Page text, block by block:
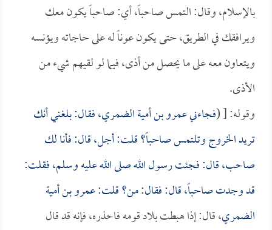
بالإسلام، وقال: التمس صاحباً، أي: صاحباً يكون معك
ويرافقك في الطريق، حتى يكون عوناً له على حاجاته ويؤنسه
ويتعاون معه على ما يحصل من أذى، فيما لو لقيهم شيء من
الأذى.
وقوله: [ (فجاءنيعمرو بن أمية الضمري، فقال: بلغني أنك
تريد الخروج وتلتمس صاحباً؟ قلت: أجل، قال: فأنا لك
صاحب، قال: فجئت رسول الله صلى الله عليه وسلم، فقلت:
قد وجدت صاحباً، قال: فقال: من؟ قلت:عمرو بن أمية
الضمري، قال: إذا هبطت بلاد قومه فاحذره، فإنه قد قال